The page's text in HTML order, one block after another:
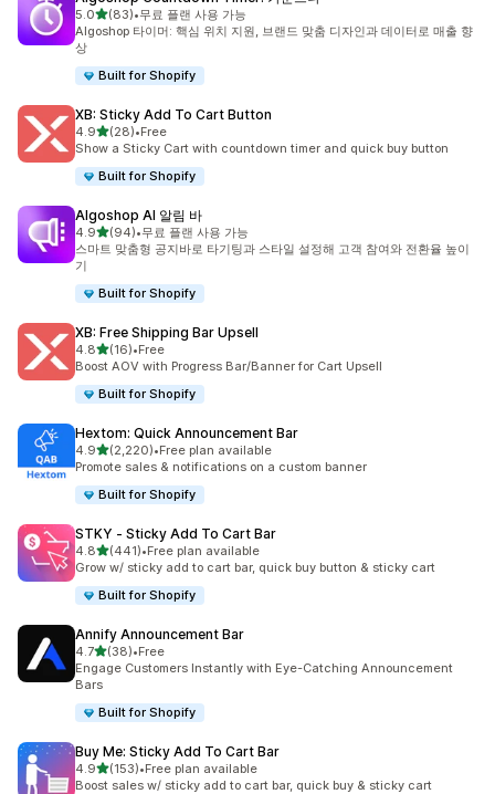
5.0별 5개 중
(83)
총 리뷰 83개
•무료 플랜 사용 가능
Algoshop 타이머: 핵심 위치 지원, 브랜드 맞춤 디자인과 데이터로 매출 향
상
Built for Shopify
XB: Sticky Add To Cart Button
4.9별 5개 중
(28)
총 리뷰 28개
•Free
Show a Sticky Cart with countdown timer and quick buy button
Built for Shopify
Algoshop AI 알림 바
4.9별 5개 중
(94)
총 리뷰 94개
•무료 플랜 사용 가능
스마트 맞춤형 공지바로 타기팅과 스타일 설정해 고객 참여와 전환율 높이
기
Built for Shopify
XB: Free Shipping Bar Upsell
4.8별 5개 중
(16)
총 리뷰 16개
•Free
Boost AOV with Progress Bar/Banner for Cart Upsell
Built for Shopify
Hextom: Quick Announcement Bar
4.9별 5개 중
(2,220)
총 리뷰 2220개
•Free plan available
Promote sales & notifications on a custom banner
Built for Shopify
STKY ‑ Sticky Add To Cart Bar
4.8별 5개 중
(441)
총 리뷰 441개
•Free plan available
Grow w/ sticky add to cart bar, quick buy button & sticky cart
Built for Shopify
Annify Announcement Bar
4.7별 5개 중
(38)
총 리뷰 38개
•Free
Engage Customers Instantly with Eye-Catching Announcement
Bars
Built for Shopify
Buy Me: Sticky Add To Cart Bar
4.9별 5개 중
(153)
총 리뷰 153개
•Free plan available
Boost sales w/ sticky add to cart bar, quick buy & sticky cart